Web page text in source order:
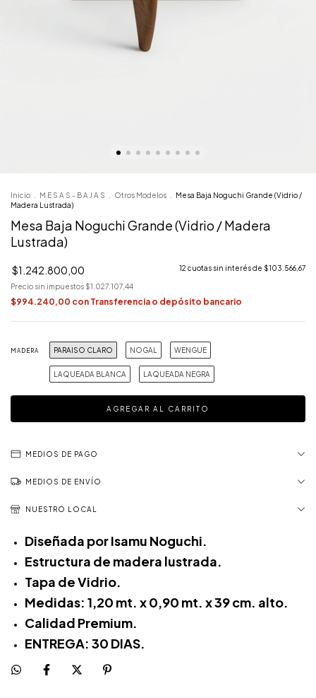
Inicio M E S A S - B A J A S Otros Modelos
Mesa Baja Noguchi Grande (Vidrio /
Madera Lustrada)
Mesa Baja Noguchi Grande (Vidrio / Madera
Lustrada)
$1.242.800,00 12 cuotas sin interés de $103.566,67
Precio sin impuestos $1.027.107,44
$994.240,00 con Transferencia o depósito bancario
MADERA PARAISO CLARO NOGAL WENGUE
LAQUEADA BLANCA LAQUEADA NEGRA
MEDIOS DE PAGO
MEDIOS DE ENVÍO
NUESTRO LOCAL
Diseñada por Isamu Noguchi.
Estructura de madera lustrada.
Tapa de Vidrio.
Medidas: 1,20 mt. x 0,90 mt. x 39 cm. alto.
Calidad Premium.
ENTREGA: 30 DIAS.